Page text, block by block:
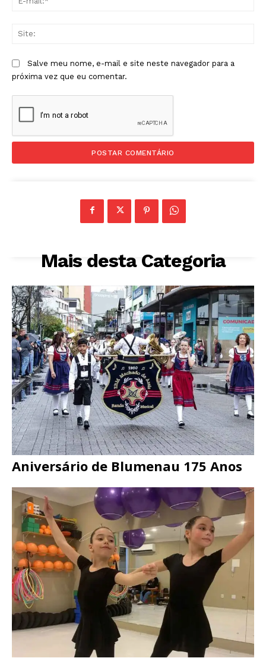
Salve meu nome, e-mail e site neste navegador para a
próxima vez que eu comentar.
Mais desta Categoria
Aniversário de Blumenau 175 Anos